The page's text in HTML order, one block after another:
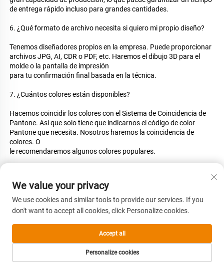
de entrega rápido incluso para grandes cantidades.
6. ¿Qué formato de archivo necesita si quiero mi propio diseño?
Tenemos diseñadores propios en la empresa. Puede proporcionar
archivos JPG, AI, CDR o PDF, etc. Haremos el dibujo 3D para el
molde o la pantalla de impresión
para tu confirmación final basada en la técnica.
7. ¿Cuántos colores están disponibles?
Hacemos coincidir los colores con el Sistema de Coincidencia de
Pantone. Así que solo tiene que indicarnos el código de color
Pantone que necesita. Nosotros haremos la coincidencia de
colores. O
le recomendaremos algunos colores populares.
FDA, LFGB, REACH, FCM
9. ¿Cuál es su plazo de pago?
Nuestro plazo de pago habitual es T/T 30% de depósito después
de firmar el pedido y 70% contra copia del B/L. También
aceptamos L/C a la vista.
CORREO
We value your privacy
We use cookies and similar tools to provide our services. If you
don't want to accept all cookies, click Personalize cookies.
Personalize cookies
Accept all